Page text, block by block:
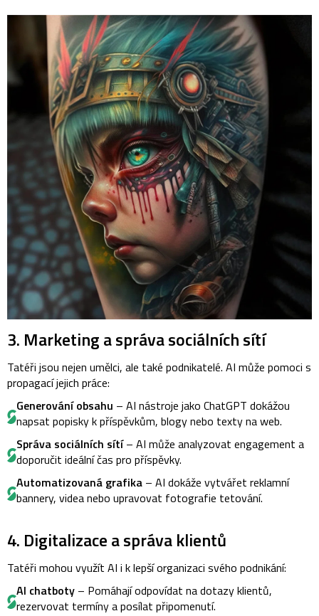
3. Marketing a správa sociálních sítí
Tatéři jsou nejen umělci, ale také podnikatelé. AI může pomoci s
propagací jejich práce:
Generování obsahu – AI nástroje jako ChatGPT dokážou
napsat popisky k příspěvkům, blogy nebo texty na web.
Správa sociálních sítí– AI může analyzovat engagement a
doporučit ideální čas pro příspěvky.
Automatizovaná grafika – AI dokáže vytvářet reklamní
bannery, videa nebo upravovat fotografie tetování.
4. Digitalizace a správa klientů
Tatéři mohou využít AI i k lepší organizaci svého podnikání:
AI chatboty – Pomáhají odpovídat na dotazy klientů,
rezervovat termíny a posílat připomenutí.